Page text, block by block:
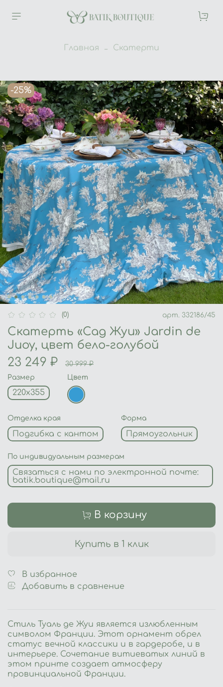
Главная Скатерти
-25%
(0) арт. 332186/45
Скатерть «Сад Жуи» Jardin de
Juoy, цвет бело-голубой
23 249 ₽
30 999 ₽
Размер
220х355
Цвет
Отделка края
Подгибка с кантом
Форма
Прямоугольник
По индивидуальным размерам
Связаться с нами по электронной почте:
batik.boutique@mail.ru
В корзину
Купить в 1 клик
В избранное
Добавить в сравнение
Стиль Туаль де Жуи является излюбленным
символом Франции. Этот орнамент обрел
статус вечной классики и в гардеробе, и в
интерьере. Сочетание витиеватых линий в
этом принте создает атмосферу
провинциальной Франции.